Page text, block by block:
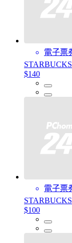
電子票
$140
電子票
$100